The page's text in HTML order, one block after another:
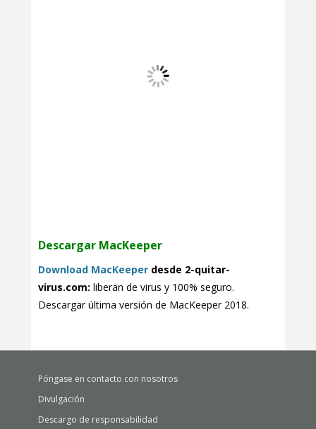
Descargar MacKeeper
Download MacKeeper desde 2-quitar-
virus.com: liberan de virus y 100% seguro.
Descargar última versión de MacKeeper 2018.
Póngase en contacto con nosotros
Divulgación
Descargo de responsabilidad